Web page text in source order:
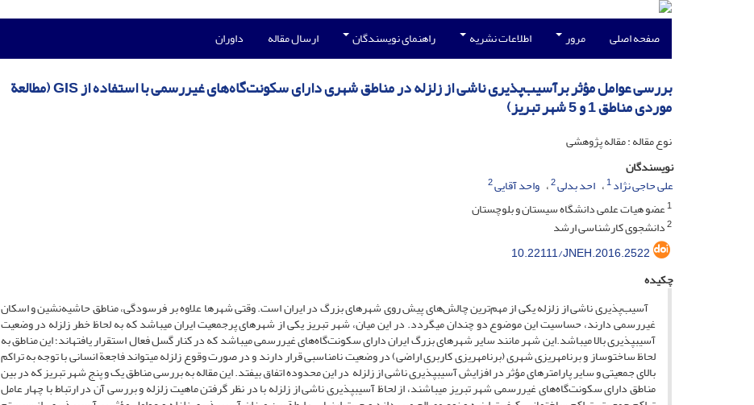
صفحه اصلی مرور اطلاعات نشریه راهنمای نویسندگان ارسال مقاله داوران
بررسی عوامل مؤثر برآسیب‌پذیری ناشی از زلزله در مناطق شهری دارای سکونت‌گاه‌های غیررسمی با استفاده از GIS (مطالعة
موردی مناطق 1 و 5 شهر تبریز)
نوع مقاله : مقاله پژوهشی
نویسندگان
علی حاجی نژاد1 احد بدلی2 واحد آقایی2
1عضو هیات علمی دانشگاه سیستان و بلوچستان
2دانشجوی کارشناسی ارشد
10.22111/JNEH.2016.2522
چکیده
آسیب‌پذیری ناشی از زلزله یکی از مهم‌ترین چالش‌های پیش روی شهرهای بزرگ در ایران است. وقتی شهرها علاوه بر فرسودگی، مناطق حاشیه‌نشین و اسکان
غیررسمی دارند، حساسیت این موضوع دو چندان می­گردد. در این میان، شهر تبریز یکی از شهرهای پرجمعیت ایران می­باشد که به لحاظ خطر زلزله در وضعیت
آسیب­پذیری بالا می­باشد.این شهر مانند سایر شهرهای بزرگ ایران دارای سکونت‌گاه‌های غیررسمی می­باشد که در کنار گسل فعال استقرار یافته­اند؛ این مناطق به
لحاظ ساخت­و­ساز و برنامه­ریزی شهری (برنامه­ریزی کاربری اراضی) در وضعیت نامناسبی قرار دارند و در صورت وقوع زلزله می­تواند فاجعة انسانی با توجه به تراکم
بالای جمعیتی و سایر پارامترهای مؤثر در افزایش آسیب­پذیری ناشی از زلزله در این محدوده اتفاق بیفتد. این مقاله به بررسی مناطق یک و پنج شهر تبریز که در بین
مناطق دارای سکونت‌گاه‌های غیررسمی شهر تبریز می­باشند، از لحاظ آسیب­پذیری ناشی از زلزله با در نظر گرفتن ماهیت زلزله و بررسی آن در ارتباط با چهار عامل